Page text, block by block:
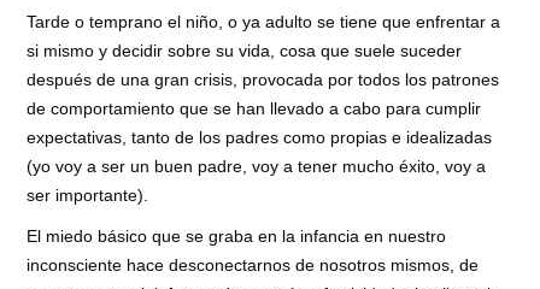
Tarde o temprano el niño, o ya adulto se tiene que enfrentar a
si mismo y decidir sobre su vida, cosa que suele suceder
después de una gran crisis, provocada por todos los patrones
de comportamiento que se han llevado a cabo para cumplir
expectativas, tanto de los padres como propias e idealizadas
(yo voy a ser un buen padre, voy a tener mucho éxito, voy a
ser importante).
El miedo básico que se graba en la infancia en nuestro
inconsciente hace desconectarnos de nosotros mismos, de